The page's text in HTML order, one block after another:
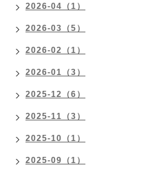
2026-04（1）
2026-03（5）
2026-02（1）
2026-01（3）
2025-12（6）
2025-11（3）
2025-10（1）
2025-09（1）